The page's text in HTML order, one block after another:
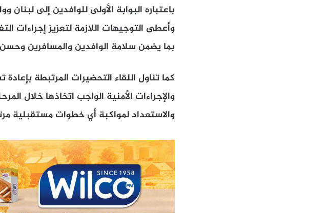
باعتباره البوابة الأولى للوافدين إلى
وأعطى التوجيهات اللازمة لتعزيز إجراءات
بما يضمن سلامة الوافدين والمسافرين
كما تناول اللقاء التحضيرات المرتبطة
والإجراءات الأمنية الواجب اتخاذها خلال
والاستعداد لمواكبة أي خطوات مستقبلية